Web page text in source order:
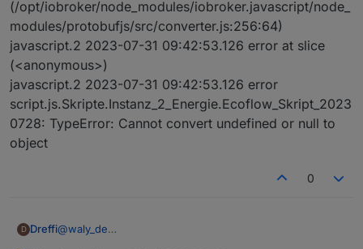
(/opt/iobroker/node_modules/iobroker.javascript/node_
modules/protobufjs/src/converter.js:256:64)
javascript.2 2023-07-31 09:42:53.126 error at slice
(<anonymous>)
javascript.2 2023-07-31 09:42:53.126 error
script.js.Skripte.Instanz_2_Energie.Ecoflow_Skript_2023
0728: TypeError: Cannot convert undefined or null to
object
0
D Dreffi@waly_de